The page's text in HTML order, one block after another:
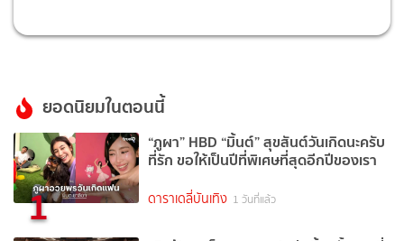
ยอดนิยมในตอนนี้
1
“ภูผา” HBD “มิ้นต์” สุขสันต์วันเกิดนะครับ
ที่รัก ขอให้เป็นปีที่พิเศษที่สุดอีกปีของเรา
ดาราเดลี่บันเทิง 1 วันที่แล้ว